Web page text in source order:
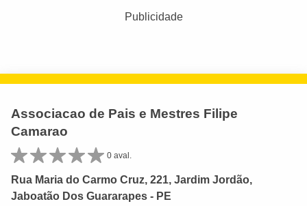
Publicidade
Associacao de Pais e Mestres Filipe
Camarao
0 aval.
Rua Maria do Carmo Cruz, 221, Jardim Jordão,
Jaboatão Dos Guararapes - PE